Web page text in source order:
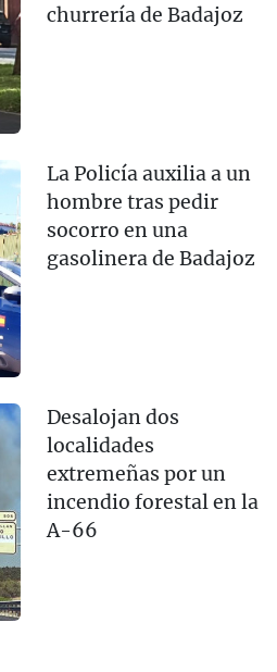
churrería de Badajoz
La Policía auxilia a un
hombre tras pedir
socorro en una
gasolinera de Badajoz
Desalojan dos
localidades
extremeñas por un
incendio forestal en la
A-66